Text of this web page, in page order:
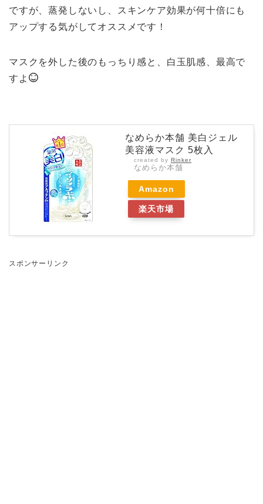
ですが、蒸発しないし、スキンケア効果が何十倍にも
アップする気がしてオススメです！
マスクを外した後のもっちり感と、白玉肌感、最高で
すよ
なめらか本舗 美白ジェル
美容液マスク 5枚入
created by Rinker
なめらか本舗
Amazon
楽天市場
スポンサーリンク